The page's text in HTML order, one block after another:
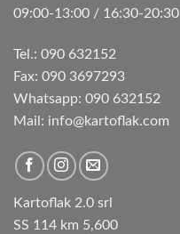
09:00-13:00 / 16:30-20:30
Tel.: 090 632152
Fax: 090 3697293‬
Whatsapp: 090 632152
Mail: info@kartoflak.com
Kartoflak 2.0 srl
SS 114 km 5,600